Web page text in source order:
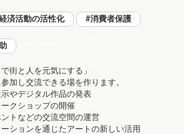
済活動の活性化 #消費者保護
街と人を元気にする」
加し交流できる場を作ります。
やデジタル作品の発表
ークショップの開催
ントなどの交流空間の運営
ーションを通じたアートの新しい活用